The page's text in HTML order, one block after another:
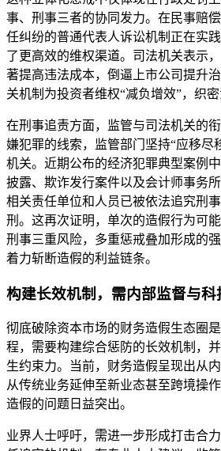
事、刑事三者的协同发力。在民事赔
任纠纷的普通代表人诉讼机制正在实
了更高效的维权渠道。司法机关表示
著提高违法成本，倒逼上市公司提升
关机制为投资者维权“减负增效”，织密
在刑事追责方面，监管与司法机关的
嫌犯罪的线索，监管部门坚持“应移尽
机关。近期公布的经济犯罪典型案例
披露、欺诈发行案件以及会计师事务
相关责任单位和人员已被依法追究刑
刑。这再次证明，单次的造假行为可
刑事三重风险，多重惩戒叠加形成的
着力斩断造假的利益链条。
构建长效机制，需内部监督与科
彻底破除资本市场的财务造假生态圈
程，需要构建综合惩防的长效机制，
生约束力。当前，财务造假呈现出从
从传统业务延伸至新业态甚至跨境操
造假的问题日益突出。
业界人士呼吁，需进一步形成打击合